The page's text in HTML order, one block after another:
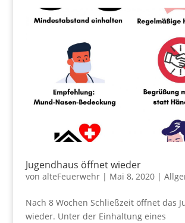
Jugendhaus öffnet wieder
von alteFeuerwehr| Mai 8, 2020|
Nach 8 Wochen Schließzeit öffnet das
wieder. Unter der Einhaltung eines